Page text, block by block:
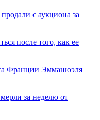
с аукциона за
после того, как ее
Франции Эмманюэля
за неделю от